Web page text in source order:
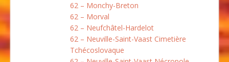
62 – Monchy-Breton
62 – Morval
62 – Neufchâtel-Hardelot
62 – Neuville-Saint-Vaast Cimetière
Tchécoslovaque